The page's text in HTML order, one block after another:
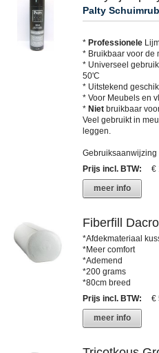
Palty
* Professionele
* Bruikbaar voor de
* Universeel
50'C
* Uitstekend
* Voor Meubels en
* Niet bruikbaar
Veel gebruikt in
leggen.
Gebruiksaanwijzing
Prijs incl. BTW:
€
meer info
Fiberfill
*Afdekmateriaal
*Meer comfort
*Ademend
*200 grams
*80cm breed
Prijs incl. BTW:
€
meer info